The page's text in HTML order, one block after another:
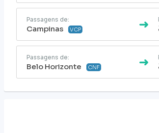
Passagens de:
Campinas VCP
Passagens de:
Belo Horizonte CNF